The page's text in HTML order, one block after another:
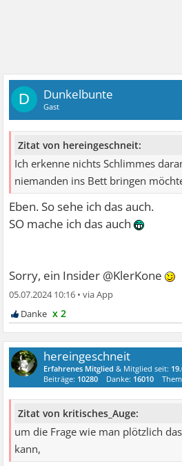
D Dunkelbunte
Gast
Zitat von hereingeschneit:
Ich erkenne nichts Schlimmes
niemanden ins Bett bringen
Eben. So sehe ich das auch.
SO mache ich das auch
Sorry, ein Insider @KlerKone
05.07.2024 10:16 •
x 2
hereingeschneit
Erfahrenes Mitglied & Mitglied seit:
Beiträge: 10280 Danke: 16010
Zitat von kritisches_Auge:
um die Frage wie man plötzlich
kann,